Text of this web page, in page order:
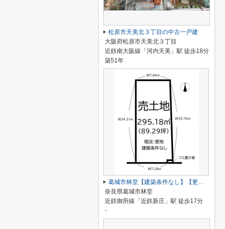
松原市天美北３丁目の中古一戸建
大阪府松原市天美北３丁目
近鉄南大阪線「河内天美」駅 徒歩18分
築51年
葛城市林堂【建築条件なし】【更地】
奈良県葛城市林堂
近鉄御所線「近鉄新庄」駅 徒歩17分
-